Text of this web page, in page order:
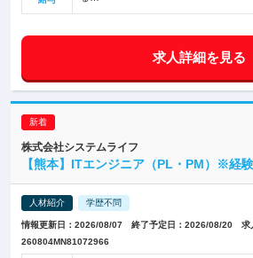
求人詳細を見る
株式会社システムライフ
【熊本】ITエンジニア（PL・PM）※経
人材紹介 学歴不問
情報更新日：2026/08/07 終了予定日：2026/08/20 求
260804MN81072966